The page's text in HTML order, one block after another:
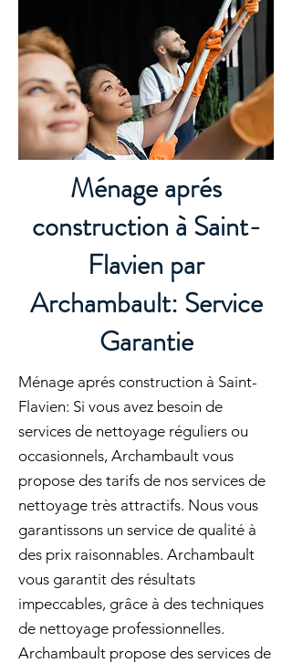
Ménage aprés
construction à Saint-
Flavien par
Archambault: Service
Garantie
Ménage aprés construction à Saint-
Flavien: Si vous avez besoin de
services de nettoyage réguliers ou
occasionnels, Archambault vous
propose des tarifs de nos services de
nettoyage très attractifs. Nous vous
garantissons un service de qualité à
des prix raisonnables. Archambault
vous garantit des résultats
impeccables, grâce à des techniques
de nettoyage professionnelles.
Archambault propose des services de